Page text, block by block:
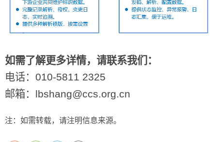
如需了解更多详情，请联系我们：
电话： 010-5811 2325
邮箱： lbshang@ccs.org.cn
注：如需转载，请注明信息来源。